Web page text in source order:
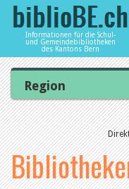
Informationen für die Schul-
und Gemeindebibliotheken
des Kantons Bern
Home
News und
Bibliotheken
Region
Mittelland
Unteres Emmental
Oberes Emmental
Oberaargau
Oberland Thun
Oberland Ost
Oberland West